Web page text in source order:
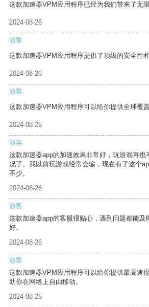
这款加速器VPM应用程序已经为我们带来了无
2024-08-26
游客
这款加速器VPM应用程序提供了顶级的安全性和
2024-08-26
游客
这款加速器VPM应用程序可以给你提供全球覆
2024-08-26
游客
这款加速器app的加速效果非常好，玩游戏再也
况了。我以前玩游戏经常会输，现在有了这个
不少。
2024-08-26
游客
这款加速器app的客服很贴心，遇到问题都能及
好。
2024-08-26
游客
这款加速器VPM应用程序可以给你提供最高速
助你在网络上自由移动。
2024-08-26